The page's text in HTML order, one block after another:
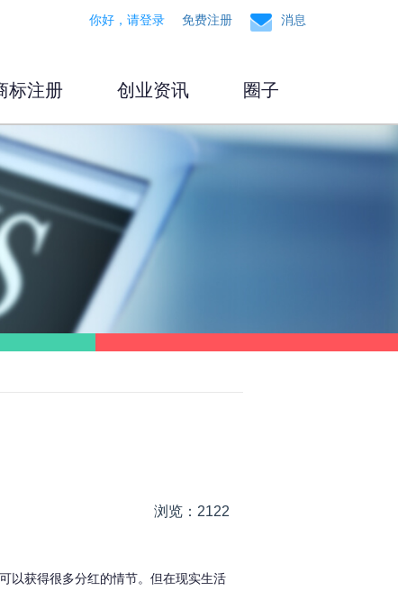
你好，请登录 免费注册 消息
标注册 创业资讯 圈子
浏览：2122
以获得很多分红的情节。但在现实生活